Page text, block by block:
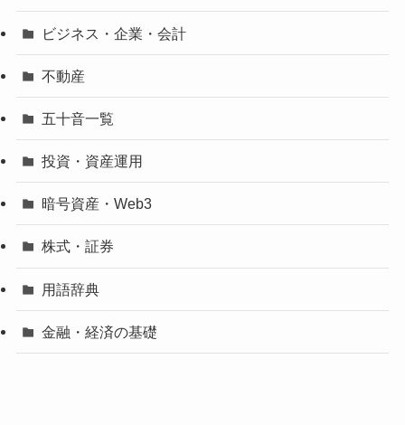
ビジネス・企業・会計
不動産
五十音一覧
投資・資産運用
暗号資産・Web3
株式・証券
用語辞典
金融・経済の基礎